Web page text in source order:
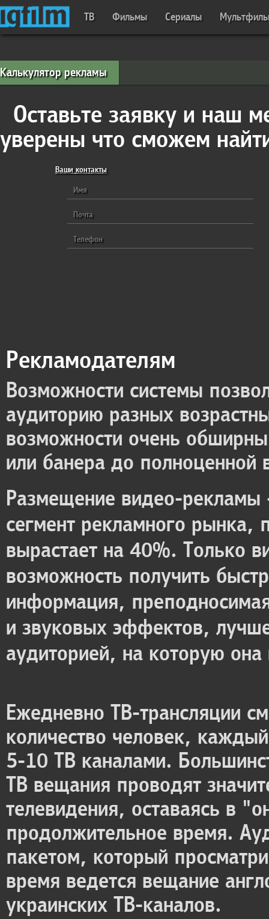
ТВ Фильмы Сериалы
Калькулятор рекламы
Оставьте заявку и наш
уверены что сможем
Ваши контакты
Рекламодателям
Возможности системы
аудиторию разных
возможности очень
или банера до полноценной
Размещение видео-рекламы
сегмент рекламного рынка,
вырастает на 40%. Только
возможность получить
информация,
и звуковых эффектов,
аудиторией, на которую
Ежедневно ТВ-трансляции
количество человек,
5-10 ТВ каналами.
ТВ вещания проводят
телевидения, оставаясь в
продолжительное время.
пакетом, который
время ведется вещание
украинских ТВ-каналов.